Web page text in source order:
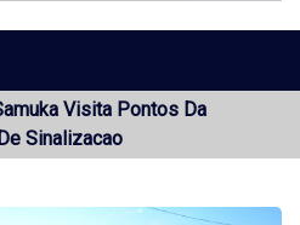
Visita Pontos Da
Sinalizacao